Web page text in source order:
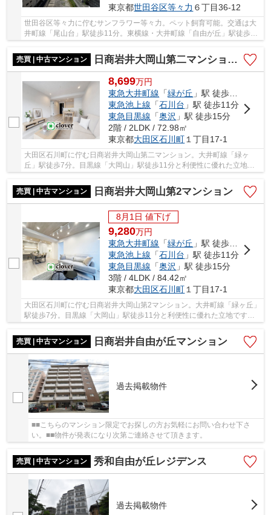
東京都世田谷区等々力 ６丁目36-12
世田谷区等々力に佇むサンフラワー等々力。ペット飼育可能。交通は大
井町線「尾山台」駅徒歩11分。東横線・大井町線「自由が丘」駅徒歩16
売買 | 中古マンション
日商岩井大岡山第二マンションB棟
8,699万円
東急大井町線 「緑が丘 」駅 徒歩7分
東急池上線 「石川台 」駅 徒歩11分
東急目黒線 「奥沢 」駅 徒歩15分
2階 / 2LDK / 72.98㎡
東京都大田区石川町１丁目17-1
大田区石川町に佇む日商岩井大岡山第二マンション。大井町線「緑ヶ
丘」駅徒歩7分。目黒線「大岡山」駅徒歩11分と利便性に優れた立地で
売買 | 中古マンション
日商岩井大岡山第2マンション
8月1日 値下げ
9,280万円
東急大井町線 「緑が丘 」駅 徒歩7分
東急池上線 「石川台 」駅 徒歩11分
東急目黒線 「奥沢 」駅 徒歩15分
3階 / 4LDK / 84.42㎡
東京都大田区石川町 １丁目17-1
大田区石川町に佇む日商岩井大岡山第2マンション。大井町線「緑ヶ丘」
駅徒歩7分。目黒線「大岡山」駅徒歩11分と利便性に優れた立地です。
売買 | 中古マンション
日商岩井自由が丘マンション
過去掲載物件
■■こちらのマンション限定でお探しの方お気軽にお問い合わせ下さ
い。■■物件が発表になり次第ご連絡させて頂きます。
売買 | 中古マンション 秀和自由が丘レジデンス
過去掲載物件